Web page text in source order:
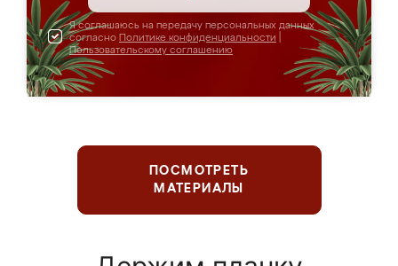
Я соглашаюсь на передачу персональных данных
согласно Политике конфиденциальности
Пользовательскому соглашению
ПОСМОТРЕТЬ
МАТЕРИАЛЫ